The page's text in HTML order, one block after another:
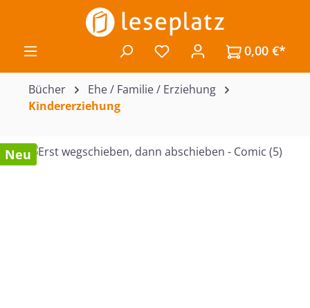
Zum Hauptinhalt springen
Du hast 0 Produkte auf
0,00 €*
Bücher
Ehe / Familie / Erziehung
Kindererziehung
Neu
Bildergalerie überspringen